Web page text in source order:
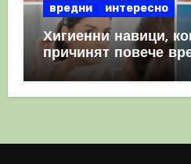
вредни интересно
Хигиенни навици,
причинят повече
полза